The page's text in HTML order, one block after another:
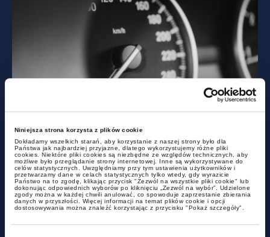
Niniejsza strona korzysta z plików cookie
Dokładamy wszelkich starań, aby korzystanie z naszej strony było dla
Państwa jak najbardziej przyjazne, dlatego wykorzystujemy różne pliki
cookies. Niektóre pliki cookies są niezbędne ze względów technicznych, aby
możliwe było przeglądanie strony internetowej. Inne są wykorzystywane do
celów statystycznych. Uwzględniamy przy tym ustawienia użytkowników i
przetwarzamy dane w celach statystycznych tylko wtedy, gdy wyrazicie
Państwo na to zgodę, klikając przycisk "Zezwól na wszystkie pliki cookie" lub
dokonując odpowiednich wyborów po kliknięciu „Zezwól na wybór”. Udzielone
zgody można w każdej chwili anulować, co spowoduje zaprzestanie zbierania
danych w przyszłości. Więcej informacji na temat plików cookie i opcji
dostosowywania można znaleźć korzystając z przycisku "Pokaż szczegóły".
Czy miasto może być
podatnikiem akcyzy?